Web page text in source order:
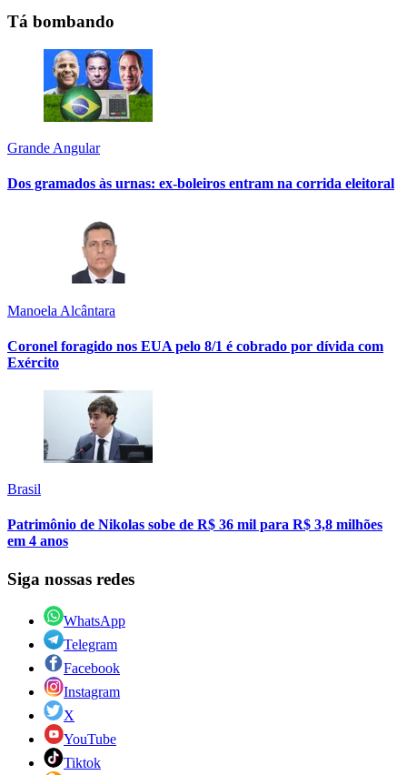
Tá bombando
Grande Angular
Dos gramados às urnas: ex-boleiros entram na corrida eleitoral
Manoela Alcântara
Coronel foragido nos EUA pelo 8/1 é cobrado por dívida com
Exército
Brasil
Patrimônio de Nikolas sobe de R$ 36 mil para R$ 3,8 milhões
em 4 anos
Siga nossas redes
WhatsApp
Telegram
Facebook
Instagram
X
YouTube
Tiktok